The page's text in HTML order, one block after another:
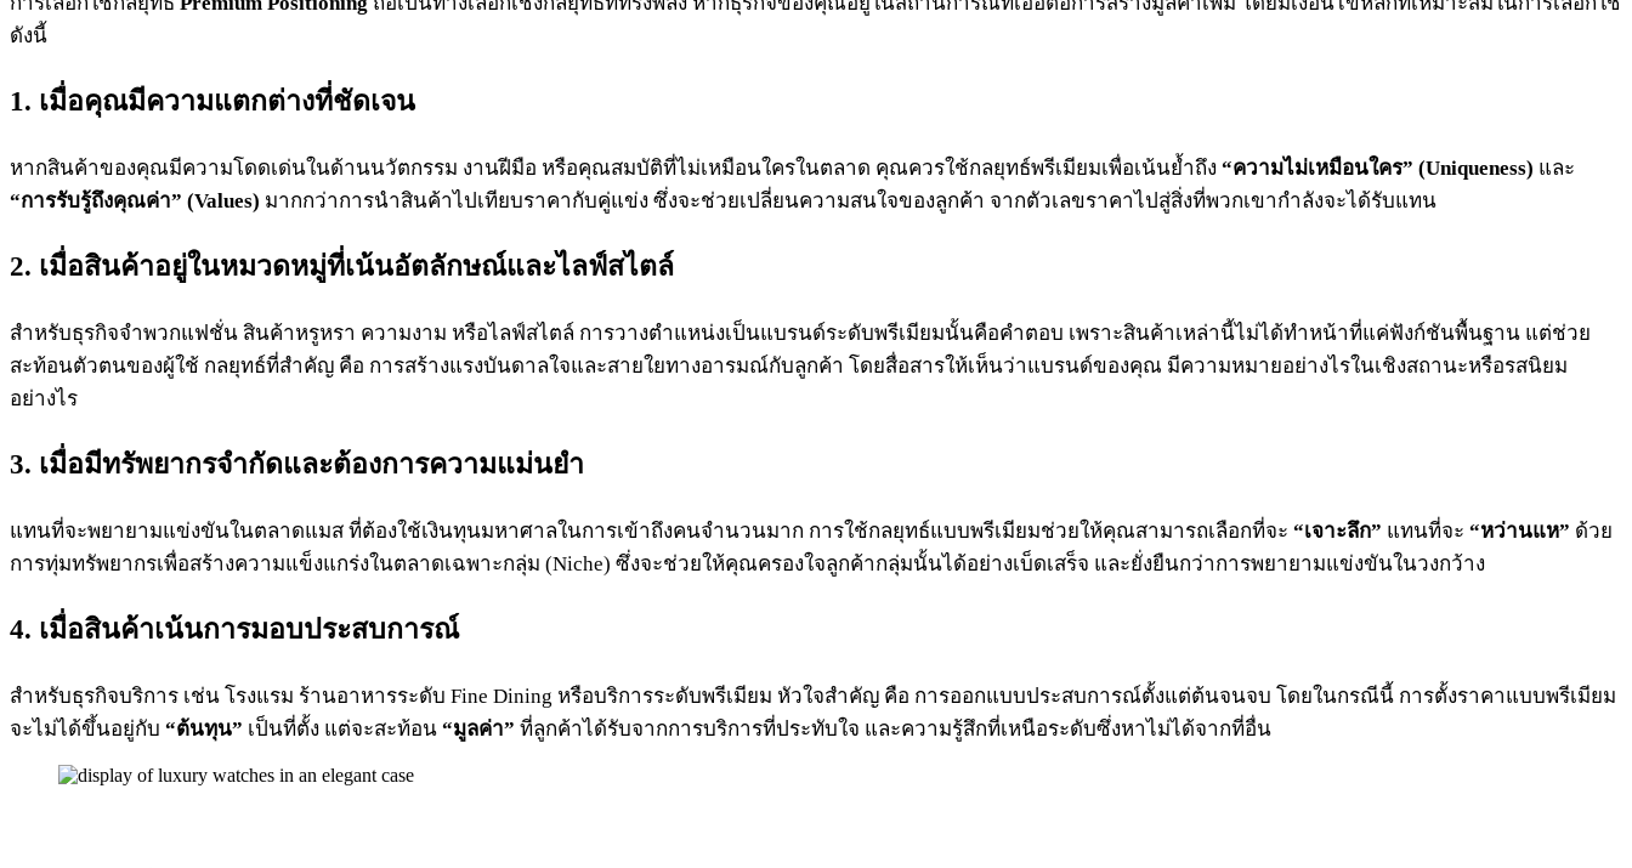
ดังนี้
1. เมื่อคุณมีความแตกต่างที่ชัดเจน
หากสินค้าของคุณมีความโดดเด่นในด้านนวัตกรรม งานฝีมือ หรือคุณสมบัติที่ไม่เหมือนใครในตลาด คุณควรใช้กลยุทธ์พรีเมียมเพื่อเน้นย้ำถึง “ความไม่เหมือนใคร” (Uniqueness) และ
“การรับรู้ถึงคุณค่า” (Values) มากกว่าการนำสินค้าไปเทียบราคากับคู่แข่ง ซึ่งจะช่วยเปลี่ยนความสนใจของลูกค้า จากตัวเลขราคาไปสู่สิ่งที่พวกเขากำลังจะได้รับแทน
2. เมื่อสินค้าอยู่ในหมวดหมู่ที่เน้นอัตลักษณ์และไลฟ์สไตล์
สำหรับธุรกิจจำพวกแฟชั่น สินค้าหรูหรา ความงาม หรือไลฟ์สไตล์ การวางตำแหน่งเป็นแบรนด์ระดับพรีเมียมนั้นคือคำตอบ เพราะสินค้าเหล่านี้ไม่ได้ทำหน้าที่แค่ฟังก์ชันพื้นฐาน แต่ช่วย
สะท้อนตัวตนของผู้ใช้ กลยุทธ์ที่สำคัญ คือ การสร้างแรงบันดาลใจและสายใยทางอารมณ์กับลูกค้า โดยสื่อสารให้เห็นว่าแบรนด์ของคุณ มีความหมายอย่างไรในเชิงสถานะหรือรสนิยม
อย่างไร
3. เมื่อมีทรัพยากรจำกัดและต้องการความแม่นยำ
แทนที่จะพยายามแข่งขันในตลาดแมส ที่ต้องใช้เงินทุนมหาศาลในการเข้าถึงคนจำนวนมาก การใช้กลยุทธ์แบบพรีเมียมช่วยให้คุณสามารถเลือกที่จะ “เจาะลึก” แทนที่จะ “หว่านแห” ด้วย
การทุ่มทรัพยากรเพื่อสร้างความแข็งแกร่งในตลาดเฉพาะกลุ่ม (Niche) ซึ่งจะช่วยให้คุณครองใจลูกค้ากลุ่มนั้นได้อย่างเบ็ดเสร็จ และยั่งยืนกว่าการพยายามแข่งขันในวงกว้าง
4. เมื่อสินค้าเน้นการมอบประสบการณ์
สำหรับธุรกิจบริการ เช่น โรงแรม ร้านอาหารระดับ Fine Dining หรือบริการระดับพรีเมียม หัวใจสำคัญ คือ การออกแบบประสบการณ์ตั้งแต่ต้นจนจบ โดยในกรณีนี้ การตั้งราคาแบบพรีเมียม
จะไม่ได้ขึ้นอยู่กับ “ต้นทุน” เป็นที่ตั้ง แต่จะสะท้อน “มูลค่า” ที่ลูกค้าได้รับจากการบริการที่ประทับใจ และความรู้สึกที่เหนือระดับซึ่งหาไม่ได้จากที่อื่น